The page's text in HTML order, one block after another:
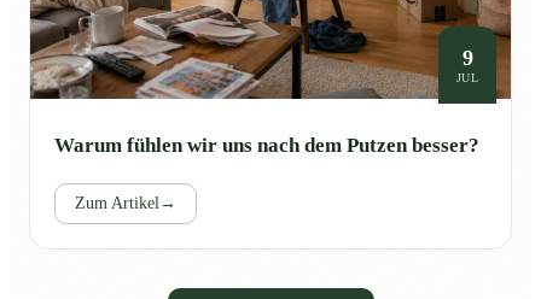
9
JUL
Warum fühlen wir uns nach dem Putzen besser?
Zum Artikel→